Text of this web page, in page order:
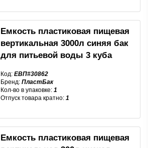
Емкость пластиковая пищевая
вертикальная 3000л синяя бак
для питьевой воды 3 куба
Код: ЕВП#30862
Бренд: ПластБак
Кол-во в упаковке: 1
Отпуск товара кратно: 1
Емкость пластиковая пищевая